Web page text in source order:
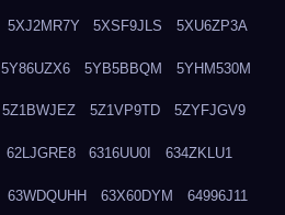
5XJ2MR7Y 5XSF9JLS 5XU6ZP3A
5Y86UZX6 5YB5BBQM 5YHM530M
5Z1BWJEZ 5Z1VP9TD 5ZYFJGV9
62LJGRE8 6316UU0I 634ZKLU1
63WDQUHH 63X60DYM 64996J11